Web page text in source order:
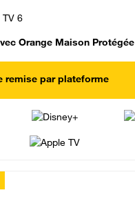
6
Orange Maison Protégée
remise par plateforme